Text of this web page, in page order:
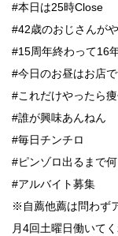
#本日は25時Close
#42歳のおじさんが
#15周年終わって16
#今日のお昼はお店
#これだけやったら
#誰が興味あんねん
#毎日チンチロ
#ピンゾロ出るまで
#アルバイト募集
※自薦他薦は問わず
月4回土曜日働いて